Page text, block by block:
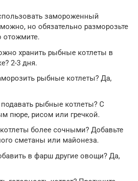
замороженный
но обязательно разморозьте
отожмите.
хранить рыбные котлеты в
2-3 дня.
рыбные котлеты? Да,
рыбные котлеты? С
пюре, рисом или гречкой.
более сочными? Добавьте
сметаны или майонеза.
в фарш другие овощи? Да,